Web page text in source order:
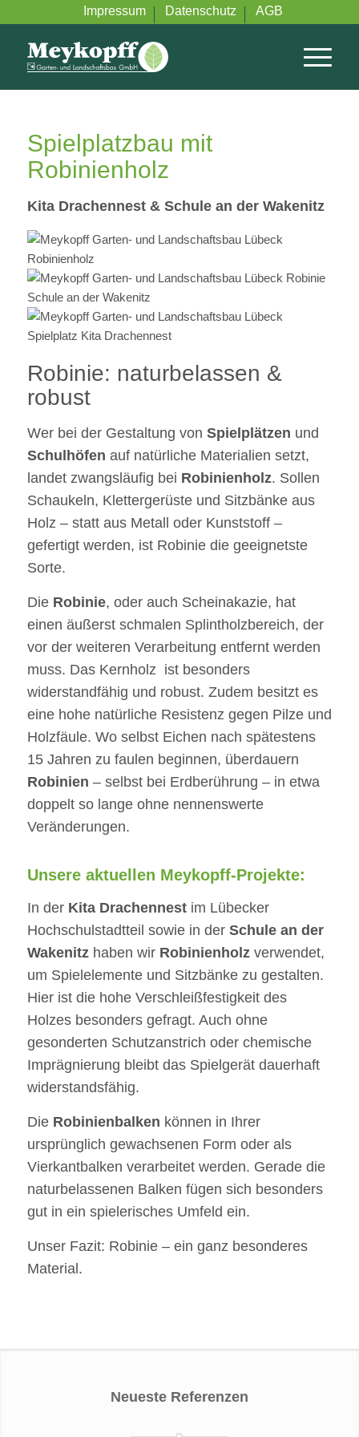
Impressum Datenschutz AGB
Spielplatzbau mit
Robinienholz
Kita Drachennest & Schule an der Wakenitz
Robinie: naturbelassen &
robust
Wer bei der Gestaltung von Spielplätzen und
Schulhöfen auf natürliche Materialien setzt,
landet zwangsläufig bei Robinienholz. Sollen
Schaukeln, Klettergerüste und Sitzbänke aus
Holz – statt aus Metall oder Kunststoff –
gefertigt werden, ist Robinie die geeignetste
Sorte.
Die Robinie, oder auch Scheinakazie, hat
einen äußerst schmalen Splintholzbereich, der
vor der weiteren Verarbeitung entfernt werden
muss. Das Kernholz ist besonders
widerstandfähig und robust. Zudem besitzt es
eine hohe natürliche Resistenz gegen Pilze und
Holzfäule. Wo selbst Eichen nach spätestens
15 Jahren zu faulen beginnen, überdauern
Robinien – selbst bei Erdberührung – in etwa
doppelt so lange ohne nennenswerte
Veränderungen.
Unsere aktuellen Meykopff-Projekte:
In der Kita Drachennestim Lübecker
Hochschulstadtteil sowie in der Schule an der
Wakenitzhaben wir Robinienholzverwendet,
um Spielelemente und Sitzbänke zu gestalten.
Hier ist die hohe Verschleißfestigkeit des
Holzes besonders gefragt. Auch ohne
gesonderten Schutzanstrich oder chemische
Imprägnierung bleibt das Spielgerät dauerhaft
widerstandsfähig.
Die Robinienbalken können in Ihrer
ursprünglich gewachsenen Form oder als
Vierkantbalken verarbeitet werden. Gerade die
naturbelassenen Balken fügen sich besonders
gut in ein spielerisches Umfeld ein.
Unser Fazit: Robinie – ein ganz besonderes
Material.
Neueste Referenzen